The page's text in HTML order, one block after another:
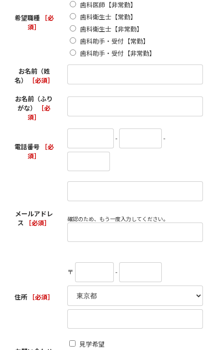
希望職種
［必
須］
歯科医師【非常勤】
歯科衛生士【常勤】
歯科衛生士【非常勤】
歯科助手・受付【常勤】
歯科助手・受付【非常勤】
お名前（姓
名）
［必須］
お名前（ふり
がな）
［必
須］
電話番号
［必
須］
- -
メールアドレ
ス
［必須］ 確認のため、もう一度入力してください。
住所 ［必須］
〒 -
見学希望